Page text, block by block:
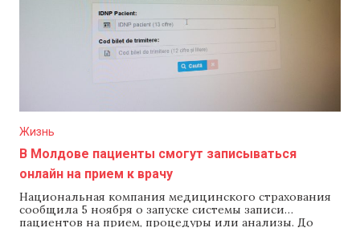
Жизнь
В Молдове пациенты смогут записываться
онлайн на прием к врачу
Национальная компания медицинского страхования
сообщила 5 ноября о запуске системы записи
пациентов на прием, процедуры или анализы. До